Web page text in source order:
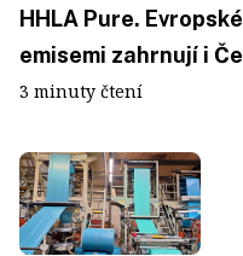
HHLA Pure.
emisemi zahrnují i
3 minuty čtení